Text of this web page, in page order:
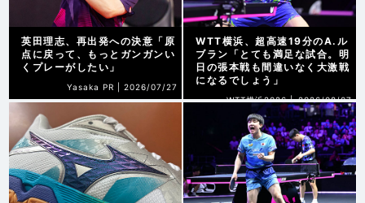
英田理志、再出発への決意「原
点に戻って、もっとガンガンい
くプレーがしたい」
Yasaka PR | 2026/07/27
WTT横浜、超高速19分のA.ル
ブラン「とても満足な試合。明
日の張本戦も間違いなく大激戦
になるでしょう」
WTT横浜2026 | 2026/08/07